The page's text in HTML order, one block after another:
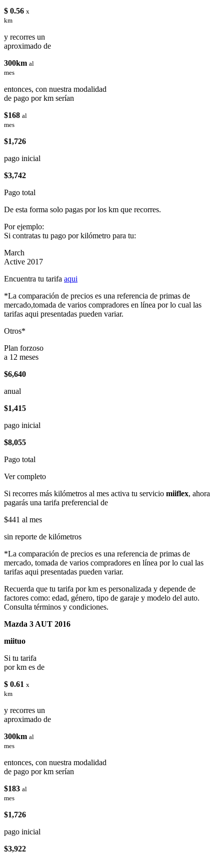
$ 0.56 x
km
y recorres un
aproximado de
300km al
mes
entonces, con nuestra modalidad
de pago por km serían
$168 al
mes
$1,726
pago inicial
$3,742
Pago total
De esta forma solo pagas por los km que recorres.
Por ejemplo:
Si contratas tu pago por kilómetro para tu:
March
Active 2017
Encuentra tu tarifa aqui
*La comparación de precios es una referencia de primas de
mercado,tomada de varios compradores en línea por lo cual las
tarifas aqui presentadas pueden variar.
Otros*
Plan forzoso
a 12 meses
$6,640
anual
$1,415
pago inicial
$8,055
Pago total
Ver completo
Si recorres más kilómetros al mes activa tu servicio miiflex, ahora
pagarás una tarifa preferencial de
$441 al mes
sin reporte de kilómetros
*La comparación de precios es una referencia de primas de
mercado, tomada de varios compradores en línea por lo cual las
tarifas aqui presentadas pueden variar.
Recuerda que tu tarifa por km es personalizada y depende de
factores como: edad, género, tipo de garaje y modelo del auto.
Consulta términos y condiciones.
Mazda 3 AUT 2016
miituo
Si tu tarifa
por km es de
$ 0.61 x
km
y recorres un
aproximado de
300km al
mes
entonces, con nuestra modalidad
de pago por km serían
$183 al
mes
$1,726
pago inicial
$3,922